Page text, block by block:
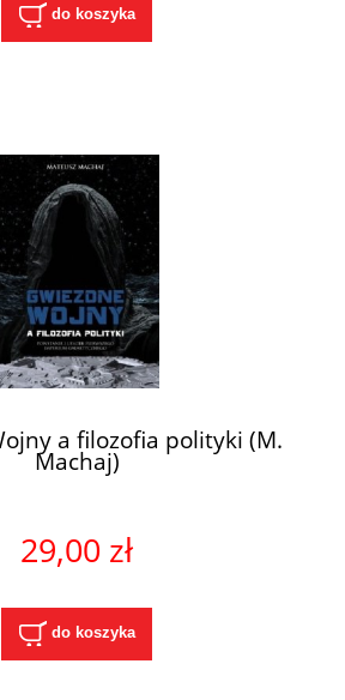
do koszyka
a filozofia polityki (M.
Machaj)
29,00 zł
do koszyka